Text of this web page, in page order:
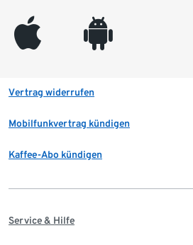
appleinc android
Vertrag widerrufen
Mobilfunkvertrag kündigen
Kaffee-Abo kündigen
Service & Hilfe